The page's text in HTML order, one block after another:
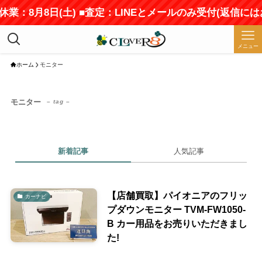
業：8月8日(土) ■査定：LINEとメールのみ受付(返信には
メニュー
ホーム モニター
モニター – tag –
新着記事 人気記事
カーナビ
【店舗買取】パイオニアのフリッ
プダウンモニター TVM-FW1050-
B カー用品をお売りいただきまし
た!